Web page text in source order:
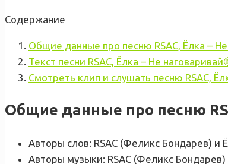
Содержание
Общие данные про песню RSAC, Ёлка – Не
Текст песни RSAC, Ёлка – Не
Смотреть клип и слушать песню RSAC,
Общие данные про песню
Авторы слов: RSAC (Феликс Бондарев) и
Авторы музыки: RSAC (Феликс Бондарев)